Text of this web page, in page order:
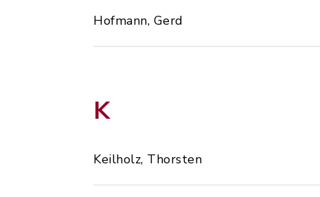
Hofmann, Gerd
K
Keilholz, Thorsten